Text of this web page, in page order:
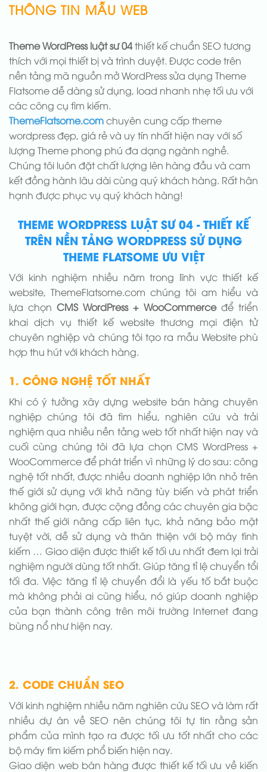
THÔNG TIN MẪU WEB
Theme WordPress luật sư 04thiết kế chuẩn SEO tương
thích với mọi thiết bị và trình duyệt. Được code trên
nền tảng mã nguồn mở WordPress sửa dụng Theme
Flatsome dễ dàng sử dụng, load nhanh nhẹ tối ưu với
các công cụ tìm kiếm.
ThemeFlatsome.comchuyên cung cấp theme
wordpress đẹp, giá rẻ và uy tín nhất hiện nay với số
lượng Theme phong phú đa dạng ngành nghề.
Chúng tôi luôn đặt chất lượng lên hàng đầu và cam
kết đồng hành lâu dài cùng quý khách hàng. Rất hân
hạnh được phục vụ quý khách hàng!
THEME WORDPRESS LUẬT SƯ 04 - THIẾT KẾ
TRÊN NỀN TẢNG WORDPRESS SỬ DỤNG
THEME FLATSOME ƯU VIỆT
Với kinh nghiệm nhiều năm trong lĩnh vực thiết kế
website, ThemeFlatsome.com chúng tôi am hiểu và
lựa chọn CMS WordPress + WooCommerceđể triển
khai dịch vụ thiết kế website thương mại điện tử
chuyên nghiệp và chúng tôi tạo ra mẫu Website phù
hợp thu hút với khách hàng.
1. CÔNG NGHỆ TỐT NHẤT
Khi có ý tưởng xây dựng website bán hàng chuyên
nghiệp chúng tôi đã tìm hiểu, nghiên cứu và trải
nghiệm qua nhiều nền tảng web tốt nhất hiện nay và
cuối cùng chúng tôi đã lựa chọn CMS WordPress +
WooCommerce để phát triển vì những lý do sau: công
nghệ tốt nhất, được nhiều doanh nghiệp lớn nhỏ trên
thế giới sử dụng với khả năng tùy biến và phát triển
không giới hạn, được cộng đồng các chuyên gia bậc
nhất thế giới nâng cấp liên tục, khả năng bảo mật
tuyệt vời, dễ sử dụng và thân thiện với bộ máy tình
kiếm … Giao diện được thiết kế tối ưu nhất đem lại trải
nghiệm người dùng tốt nhất. Giúp tăng tỉ lệ chuyển tổi
tối đa. Việc tăng tỉ lệ chuyển đổi là yếu tố bắt buộc
mà không phải ai cũng hiểu, nó giúp doanh nghiệp
của bạn thành công trên môi trường Internet đang
bùng nổ như hiện nay.
2. CODE CHUẨN SEO
Với kinh nghiệm nhiều năm nghiên cứu SEO và làm rất
nhiều dự án về SEO nên chúng tôi tự tin rằng sản
phẩm của mình tạo ra được tối ưu tốt nhất cho các
bộ máy tìm kiếm phổ biến hiện nay.
Giao diện web bán hàng được thiết kế tối ưu về kiến